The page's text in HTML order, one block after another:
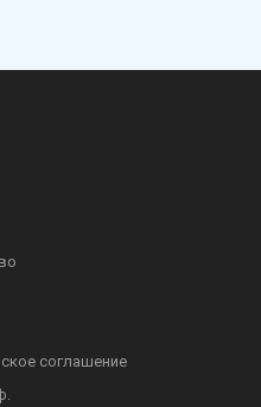
соглашение